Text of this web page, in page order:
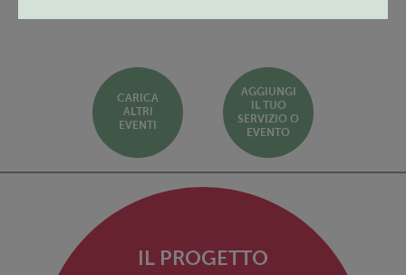
CARICA
ALTRI
EVENTI
AGGIUNGI
IL TUO
SERVIZIO O
EVENTO
IL PROGETTO